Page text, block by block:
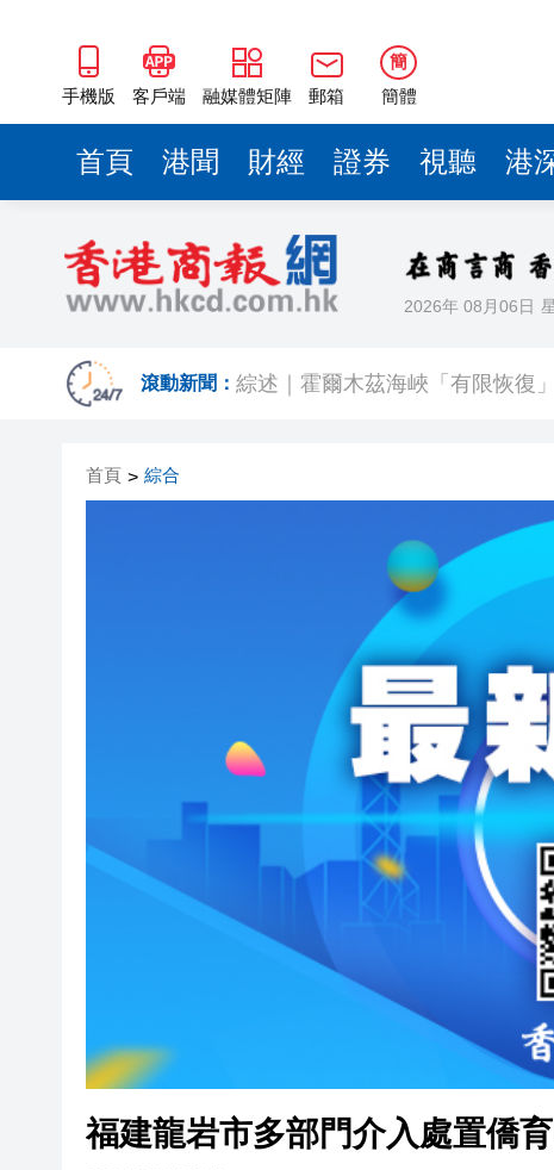
手機版 客戶端 融媒體矩陣 郵箱
簡
簡體
首頁 港聞 財經 證券 視聽 港
2026年 08月06日
滾動新聞：
傳內地客來港投保收益被徵稅 友
日本消費稅下調難解民眾生活壓力
美國在美洲建立軍事小圈子 阿根
國際現貨黃金價格重返4300美元關
警方葵涌打擊非法街頭賭博 拘捕
首頁 > 綜合
福建龍岩市多部門介入處置僑